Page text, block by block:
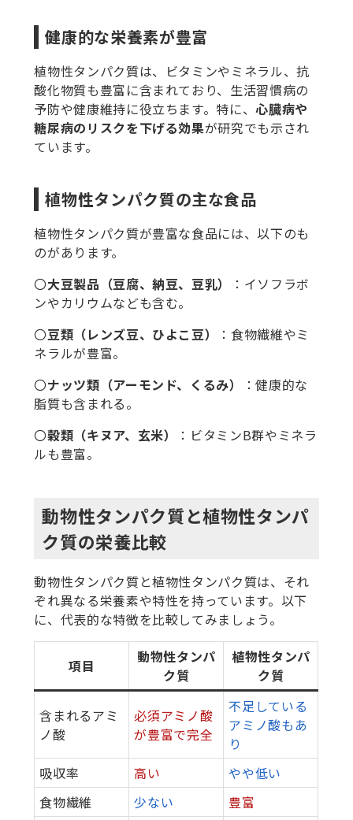
健康的な栄養素が豊富
植物性タンパク質は、ビタミンやミネラル、抗
酸化物質も豊富に含まれており、生活習慣病の
予防や健康維持に役立ちます。特に、心臓病や
糖尿病のリスクを下げる効果が研究でも示され
ています。
植物性タンパク質の主な食品
植物性タンパク質が豊富な食品には、以下のも
のがあります。
〇大豆製品（豆腐、納豆、豆乳）
：イソフラボ
ンやカリウムなども含む。
〇豆類（レンズ豆、ひよこ豆）
：食物繊維やミ
ネラルが豊富。
〇ナッツ類（アーモンド、くるみ）
：健康的な
脂質も含まれる。
〇穀類（キヌア、玄米）
：ビタミンB群やミネラ
ルも豊富。
動物性タンパク質と植物性タンパ
ク質の栄養比較
動物性タンパク質と植物性タンパク質は、それ
ぞれ異なる栄養素や特性を持っています。以下
に、代表的な特徴を比較してみましょう。
項目
動物性タンパ
ク質
植物性タンパ
ク質
含まれるアミ
ノ酸
必須アミノ酸
が豊富で完全
不足している
アミノ酸もあ
り
吸収率
高い
やや低い
食物繊維
少ない 豊富